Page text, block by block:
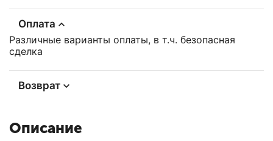
Оплата
Различные варианты оплаты, в т.ч. безопасная
сделка
Возврат
Описание